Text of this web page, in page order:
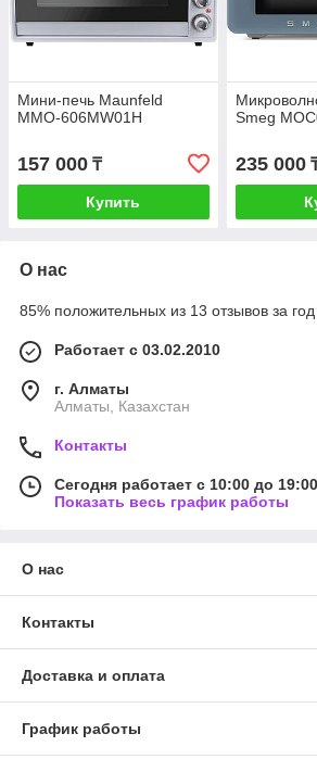
Мини-печь Maunfeld
MMO-606MW01H
157 000 ₸
Купить
Smeg
235 000
О нас
85% положительных из 13 отзывов за год
Работает с 03.02.2010
г. Алматы
Алматы, Казахстан
Контакты
Сегодня работает с 10:00 до 19:00
Показать весь график работы
О нас
Контакты
Доставка и оплата
График работы